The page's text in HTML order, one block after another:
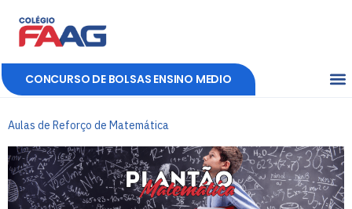
CONCURSO DE BOLSAS ENSINO MEDIO
Aulas de Reforço de Matemática